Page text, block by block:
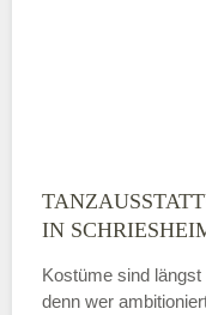
IN
Kostüme sind
denn wer